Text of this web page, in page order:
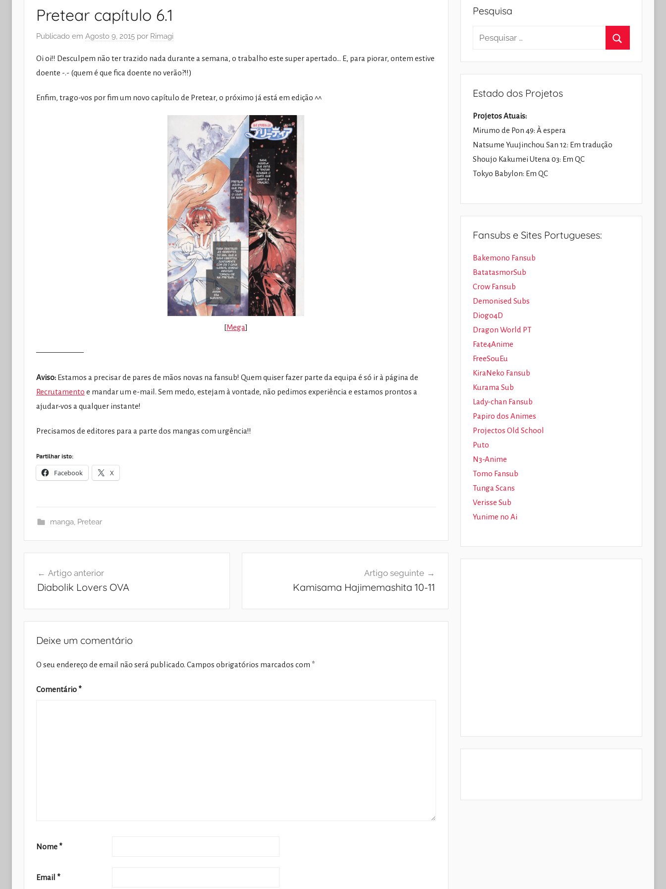
Pretear capítulo 6.1
Publicado em Agosto 9, 2015 por Rimagi
Oi oi!! Desculpem não ter trazido nada durante a semana, o trabalho este super apertado… E, para piorar, ontem estive
doente -.- (quem é que fica doente no verão?!!)
Enfim, trago-vos por fim um novo capítulo de Pretear, o próximo já está em edição ^^
[Mega]
——————
Aviso: Estamos a precisar de pares de mãos novas na fansub! Quem quiser fazer parte da equipa é só ir à página de
Recrutamento e mandar um e-mail. Sem medo, estejam à vontade, não pedimos experiência e estamos prontos a
ajudar-vos a qualquer instante!
Precisamos de editores para a parte dos mangas com urgência!!
Partilhar isto:
Facebook X
manga, Pretear
artigos
Artigo anterior
Diabolik Lovers OVA
Artigo seguinte
Kamisama Hajimemashita 10-11
Deixe um comentário
O seu endereço de email não será publicado. Campos obrigatórios marcados com *
Comentário *
Nome *
Email *
Pesquisa
Pesquisar
Estado dos Projetos
Projetos Atuais:
Mirumo de Pon 49: À espera
Natsume Yuujinchou San 12: Em tradução
Shoujo Kakumei Utena 03: Em QC
Tokyo Babylon: Em QC
Fansubs e Sites Portugueses:
Bakemono Fansub
BatatasmorSub
Crow Fansub
Demonised Subs
Diogo4D
Dragon World PT
Fate4Anime
FreeSouEu
KiraNeko Fansub
Kurama Sub
Lady-chan Fansub
Papiro dos Animes
Projectos Old School
Puto
N3-Anime
Tomo Fansub
Tunga Scans
Verisse Sub
Yunime no Ai